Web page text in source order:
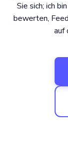
Sie sich; ich
bewerten,
auf